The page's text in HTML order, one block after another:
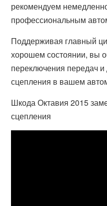
рекомендуем
профессиональным
Поддерживая главный
хорошем состоянии, вы
переключения передач
сцепления в вашем
Шкода Октавия 2015
сцепления